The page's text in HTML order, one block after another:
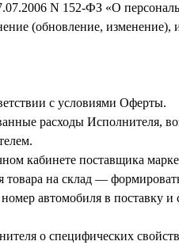
N 152-ФЗ «О
(обновление, изменение),
с условиями Оферты.
расходы Исполнителя,
кабинете поставщика
на склад —
автомобиля в поставку
о специфических